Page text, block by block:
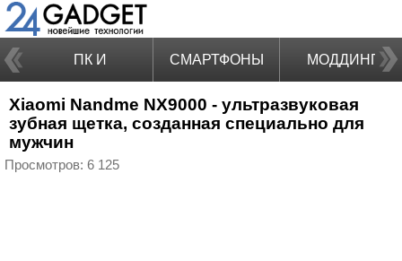
ПК И
НОУТБУКИ
СМАРТФОНЫ МОДДИНГ
Xiaomi Nandme NX9000 - ультразвуковая
зубная щетка, созданная специально для
мужчин
Просмотров: 6 125